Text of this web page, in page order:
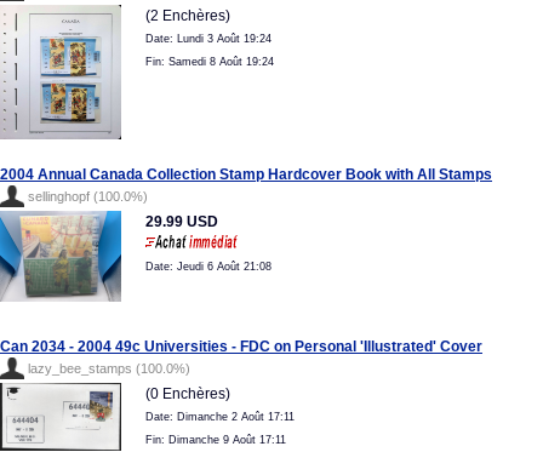
(2 Enchères)
Date: Lundi 3 Août 19:24
Fin: Samedi 8 Août 19:24
2004 Annual Canada Collection Stamp Hardcover Book with All Stamps
sellinghopf (100.0%)
29.99 USD
Date: Jeudi 6 Août 21:08
Can 2034 - 2004 49c Universities - FDC on Personal 'Illustrated' Cover
lazy_bee_stamps (100.0%)
(0 Enchères)
Date: Dimanche 2 Août 17:11
Fin: Dimanche 9 Août 17:11